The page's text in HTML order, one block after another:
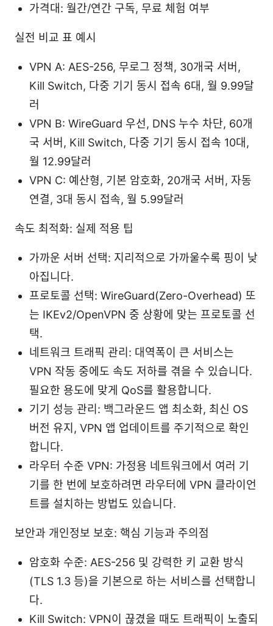
가격대: 월간/연간 구독, 무료 체험 여부
실전 비교 표 예시
VPN A: AES-256, 무로그 정책, 30개국 서버,
Kill Switch, 다중 기기 동시 접속 6대, 월 9.99달
러
VPN B: WireGuard 우선, DNS 누수 차단, 60개
국 서버, Kill Switch, 다중 기기 동시 접속 10대,
월 12.99달러
VPN C: 예산형, 기본 암호화, 20개국 서버, 자동
연결, 3대 동시 접속, 월 5.99달러
속도 최적화: 실제 적용 팁
가까운 서버 선택: 지리적으로 가까울수록 핑이 낮
아집니다.
프로토콜 선택: WireGuard(Zero-Overhead) 또
는 IKEv2/OpenVPN 중 상황에 맞는 프로토콜 선
택.
네트워크 트래픽 관리: 대역폭이 큰 서비스는
VPN 작동 중에도 속도 저하를 겪을 수 있습니다.
필요한 용도에 맞게 QoS를 활용합니다.
기기 성능 관리: 백그라운드 앱 최소화, 최신 OS
버전 유지, VPN 앱 업데이트를 주기적으로 확인
합니다.
라우터 수준 VPN: 가정용 네트워크에서 여러 기
기를 한 번에 보호하려면 라우터에 VPN 클라이언
트를 설치하는 방법도 있습니다.
보안과 개인정보 보호: 핵심 기능과 주의점
암호화 수준: AES-256 및 강력한 키 교환 방식
(TLS 1.3 등)을 기본으로 하는 서비스를 선택합니
다.
Kill Switch: VPN이 끊겼을 때도 트래픽이 노출되